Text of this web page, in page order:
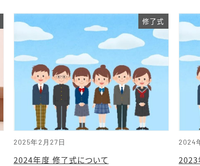
2025年2月27日
修了式
2024年度 修了式について
2024
2023